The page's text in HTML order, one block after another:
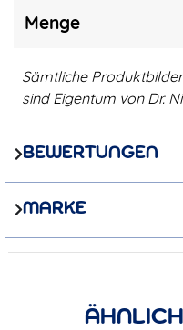
Menge
Sämtliche
sind Eigentum von Dr.
BEWERTUNGEN
MARKE